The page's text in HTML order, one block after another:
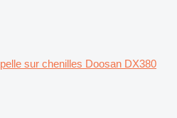
pelle sur chenilles Doosan DX380